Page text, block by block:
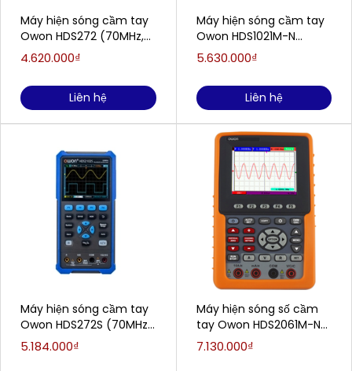
Máy hiện sóng cầm tay
Owon HDS272 (70MHz,
250 MS/s, 2 kênh)
4.620.000₫
Liên hệ
Máy hiện sóng cầm tay
Owon HDS272S (70MHz,
250 MS/s, 3 kênh)
5.184.000₫
Máy hiện sóng cầm tay
Owon HDS1021M-N
(20MHz, 500 MS/s, 1
5.630.000₫
Liên hệ
Máy hiện sóng số cầm
tay Owon HDS2061M-N
(60MHz, 1 kênh)
7.130.000₫